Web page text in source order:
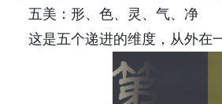
五美：形、色、灵、气、净
这是五个递进的维度，从外在